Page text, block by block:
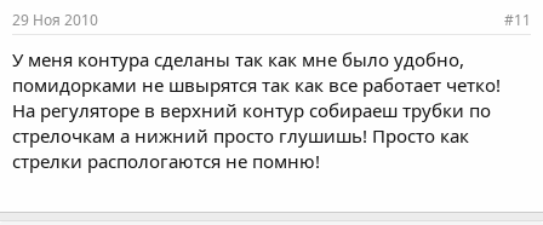
29 Ноя 2010 #11
У меня контура сделаны так как мне было удобно,
помидорками не швырятся так как все работает четко!
На регуляторе в верхний контур собираеш трубки по
стрелочкам а нижний просто глушишь! Просто как
стрелки распологаются не помню!